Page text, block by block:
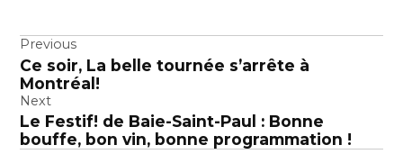
Navigation
de
l’article
Previous
Ce soir, La belle tournée s’arrête à
Montréal!
Next
Le Festif! de Baie-Saint-Paul : Bonne
bouffe, bon vin, bonne programmation !